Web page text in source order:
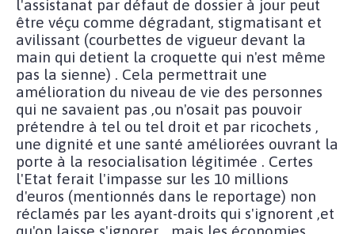
l'assistanat par défaut de dossier à jour peut
être véçu comme dégradant, stigmatisant et
avilissant (courbettes de vigueur devant la
main qui detient la croquette qui n'est même
pas la sienne) . Cela permettrait une
amélioration du niveau de vie des personnes
qui ne savaient pas ,ou n'osait pas pouvoir
prétendre à tel ou tel droit et par ricochets ,
une dignité et une santé améliorées ouvrant la
porte à la resocialisation légitimée . Certes
l'Etat ferait l'impasse sur les 10 millions
d'euros (mentionnés dans le reportage) non
réclamés par les ayant-droits qui s'ignorent ,et